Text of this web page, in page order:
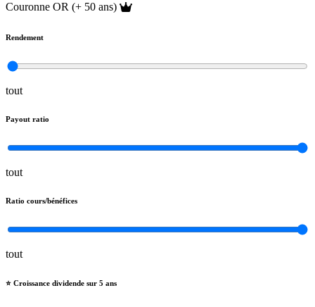
Couronne OR (+ 50 ans)
Rendement
tout
Payout ratio
tout
Ratio cours/bénéfices
tout
⭐️ Croissance dividende sur 5 ans